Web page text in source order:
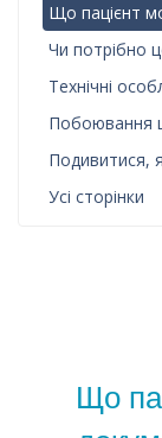
Що пацієнт
Чи потрібно
Технічні
Побоювання
Подивитися,
Усі сторінки
Що